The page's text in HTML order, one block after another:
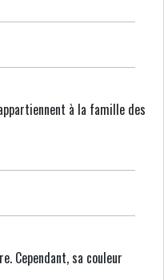
à la famille des
Cependant, sa couleur